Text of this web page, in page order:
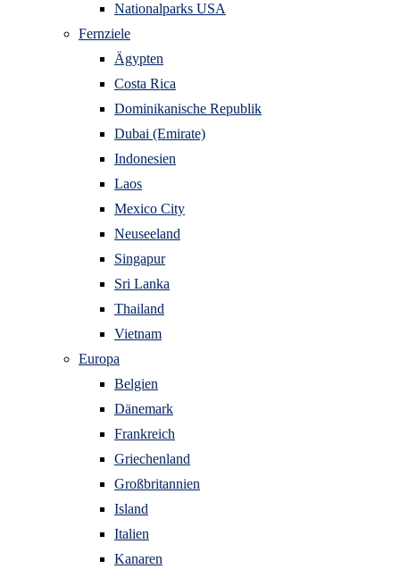
Nationalparks USA
Fernziele
Ägypten
Costa Rica
Dominikanische Republik
Dubai (Emirate)
Indonesien
Laos
Mexico City
Neuseeland
Singapur
Sri Lanka
Thailand
Vietnam
Europa
Belgien
Dänemark
Frankreich
Griechenland
Großbritannien
Island
Italien
Kanaren